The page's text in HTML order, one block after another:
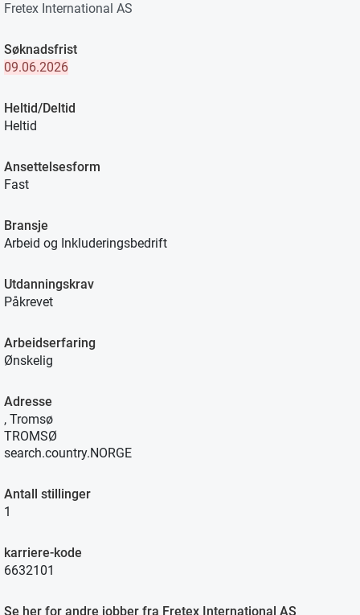
Fretex International AS
Søknadsfrist
09.06.2026
Heltid/Deltid
Heltid
Ansettelsesform
Fast
Bransje
Arbeid og Inkluderingsbedrift
Utdanningskrav
Påkrevet
Arbeidserfaring
Ønskelig
Adresse
, Tromsø
TROMSØ
search.country.NORGE
Antall stillinger
1
karriere-kode
6632101
Se her for andre jobber fra Fretex International AS